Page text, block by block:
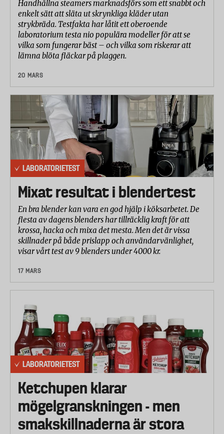
Handhållna steamers marknadsförs som ett snabbt och
enkelt sätt att släta ut skrynkliga kläder utan
strykbräda. Testfakta har låtit ett oberoende
laboratorium testa nio populära modeller för att se
vilka som fungerar bäst – och vilka som riskerar att
lämna blöta fläckar på plaggen.
20 MARS
LABORATORIETEST
Mixat resultat i blendertest
En bra blender kan vara en god hjälp i köksarbetet. De
flesta av dagens blenders har tillräcklig kraft för att
krossa, hacka och mixa det mesta. Men det är vissa
skillnader på både prislapp och användarvänlighet,
visar vårt test av 9 blenders under 4000 kr.
17 MARS
LABORATORIETEST
Ketchupen klarar
mögelgranskningen - men
smakskillnaderna är stora